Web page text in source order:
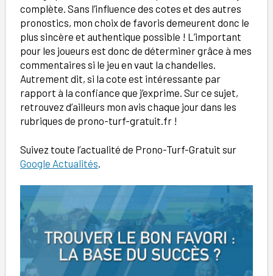
complète. Sans l’influence des cotes et des autres
pronostics, mon choix de favoris demeurent donc le
plus sincère et authentique possible ! L’important
pour les joueurs est donc de déterminer grâce à mes
commentaires si le jeu en vaut la chandelles.
Autrement dit, si la cote est intéressante par
rapport à la confiance que j’exprime. Sur ce sujet,
retrouvez d’ailleurs mon avis chaque jour dans les
rubriques de prono-turf-gratuit.fr !
Suivez toute l’actualité de Prono-Turf-Gratuit sur
Google Actualités.